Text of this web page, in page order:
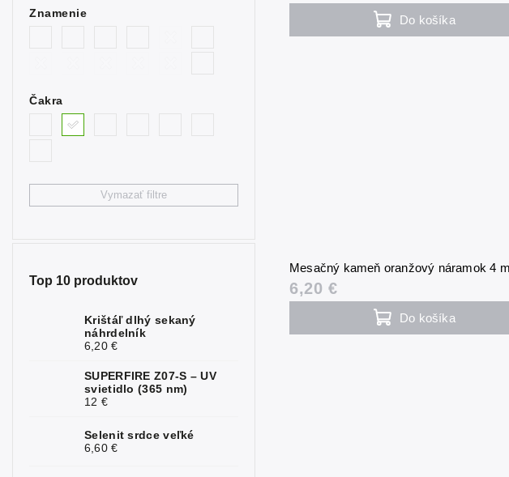
Citrín
Hematit 0
2
0
Znamenie
Čakra
Vymazať filtre
Top 10 produktov
Krištáľ dlhý sekaný
náhrdelník
6,20 €
SUPERFIRE Z07-S – UV
svietidlo (365 nm)
12 €
Selenit srdce veľké
6,60 €
Do košíka
Mesačný kameň oranžový náramok 4
6,20 €
Do košíka